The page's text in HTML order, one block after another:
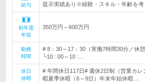
給与
提示実績あり※経験・スキル・年齢を考
初年度
年収
350万円～600万円
勤務
時間
# 8：30～17：30（実働7時間30分／休
└10 : 00～10 :…
休日
休暇
# 年間休日117日# 週休2日制（営業カ
暇夏季休暇（6～9日）年末年始休暇…